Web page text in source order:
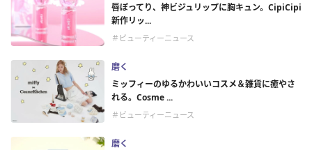
唇ぽってり、神ビジュリップに胸キュン。CipiCipi
新作リッ...
＃ビューティーニュース
磨く
ミッフィーのゆるかわいいコスメ＆雑貨に癒やさ
れる。Cosme ...
＃ビューティーニュース
磨く